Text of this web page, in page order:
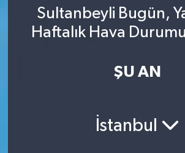
Sultanbeyli Bugün,
Haftalık Hava
ŞU AN
İstanbul
Süper Lig Puan Durumu ve